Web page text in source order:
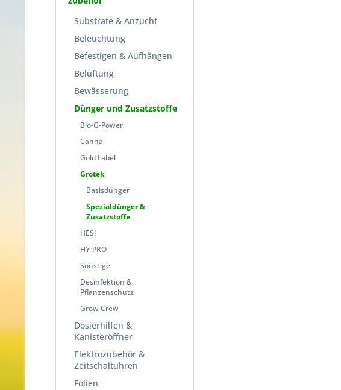
Substrate & Anzucht
Beleuchtung
Befestigen & Aufhängen
Belüftung
Bewässerung
Dünger und Zusatzstoffe
Bio-G-Power
Canna
Gold Label
Grotek
Basisdünger
Spezialdünger &
Zusatzstoffe
HESI
HY-PRO
Sonstige
Desinfektion &
Pflanzenschutz
Grow Crew
Dosierhilfen &
Kanisteröffner
Elektrozubehör &
Zeitschaltuhren
Folien